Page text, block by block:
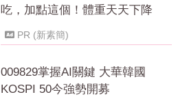
吃，加點這個！體重天天下降
PR (新素簡)
009829掌握AI關鍵 大華韓國
KOSPI 50今強勢開募